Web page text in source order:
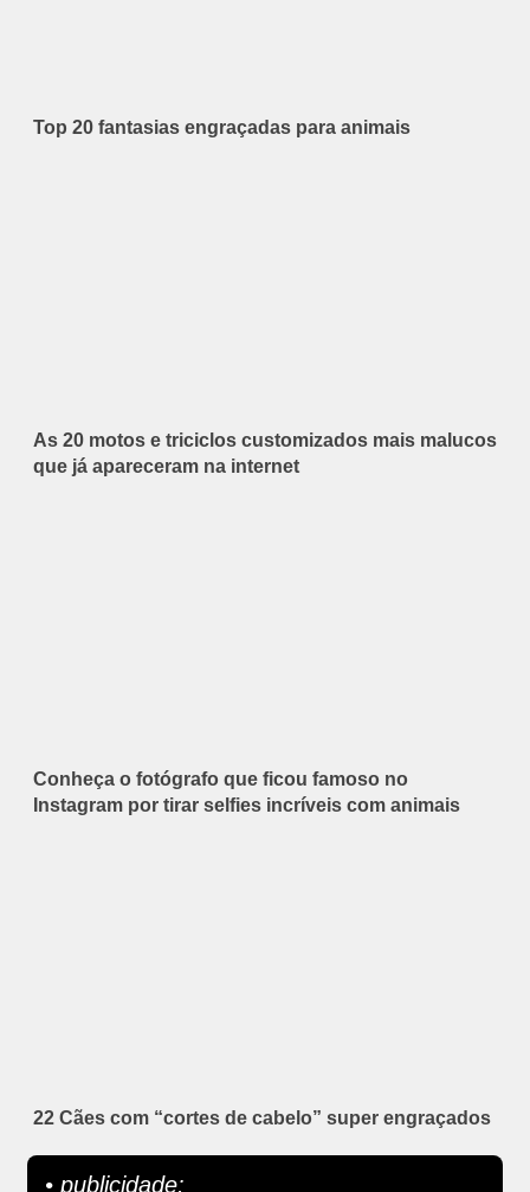
Top 20 fantasias engraçadas para animais
As 20 motos e triciclos customizados mais malucos
que já apareceram na internet
Conheça o fotógrafo que ficou famoso no
Instagram por tirar selfies incríveis com animais
22 Cães com “cortes de cabelo” super engraçados
• publicidade: